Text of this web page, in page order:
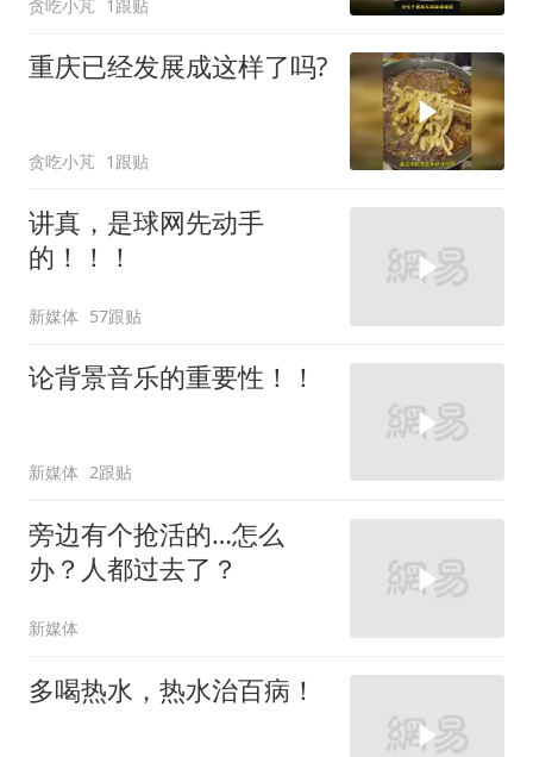
贪吃小芃 1跟贴
重庆已经发展成这样了吗?
贪吃小芃 1跟贴
讲真，是球网先动手
的！！！
新媒体 57跟贴
论背景音乐的重要性！！
新媒体 2跟贴
旁边有个抢活的…怎么
办？人都过去了？
新媒体
多喝热水，热水治百病！